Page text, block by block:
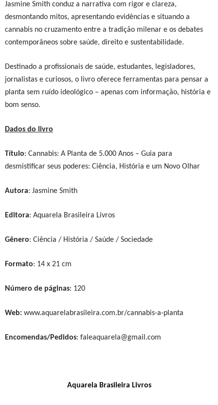
Jasmine Smith conduz a narrativa com rigor e clareza,
desmontando mitos, apresentando evidências e situando a
cannabis no cruzamento entre a tradição milenar e os debates
contemporâneos sobre saúde, direito e sustentabilidade.
Destinado a profissionais de saúde, estudantes, legisladores,
jornalistas e curiosos, o livro oferece ferramentas para pensar a
planta sem ruído ideológico – apenas com informação, história e
bom senso.
Dados do livro
Título: Cannabis: A Planta de 5.000 Anos – Guia para
desmistificar seus poderes: Ciência, História e um Novo Olhar
Autora: Jasmine Smith
Editora: Aquarela Brasileira Livros
Gênero: Ciência / História / Saúde / Sociedade
Formato: 14 x 21 cm
Número de páginas: 120
Web: www.aquarelabrasileira.com.br/cannabis-a-planta
Encomendas/Pedidos: faleaquarela@gmail.com
Aquarela Brasileira Livros